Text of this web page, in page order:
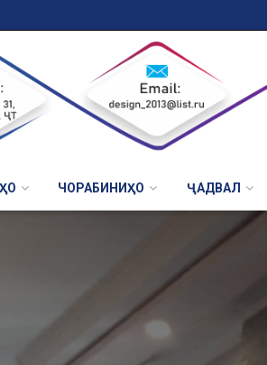
ЧОРАБИНИҲО ҶАДВАЛ